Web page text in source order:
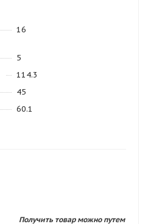
16
5
114.3
45
60.1
Получить товар можно путем